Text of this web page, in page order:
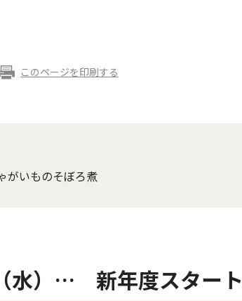
このページを印刷する
がいものそぼろ煮
水）… 新年度スタート